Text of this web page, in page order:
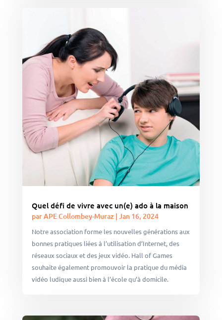
Quel défi de vivre avec un(e) ado à la maison
parAPE Collombey-Muraz| Jan 16, 2024
Notre association forme les nouvelles générations aux
bonnes pratiques liées à l’utilisation d’Internet, des
réseaux sociaux et des jeux vidéo. Hall of Games
souhaite également promouvoir la pratique du média
vidéo ludique aussi bien à l’école qu’à domicile.